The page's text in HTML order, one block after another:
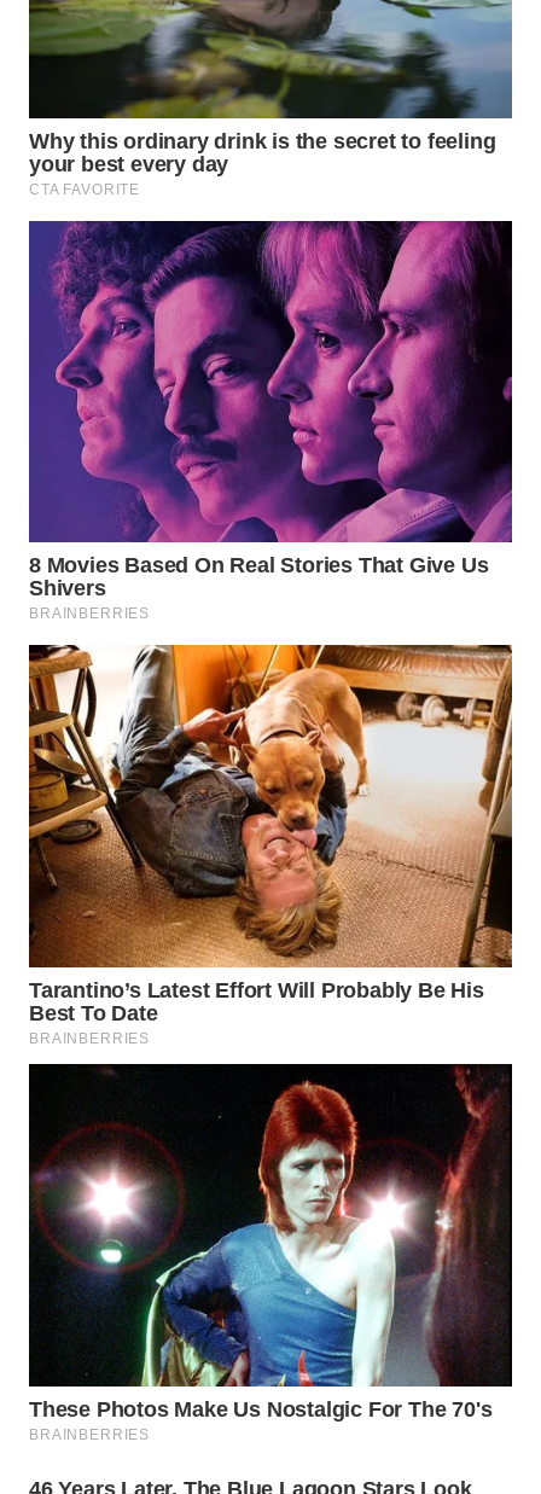
SUMEDANG
CIANJUR
WN
SERIBU
WN
TANGERANG
WN
BINJAI
WN
WN
INDRAMAYU
WN
KUNINGAN
WN
MAJALENGKA
WN
SUBANG
WN
SUKABUMI
WN
PURWAKARTA
PRIANGAN
TIMUR
WN
SEMARANG
WN
SOLO
WN
BOROBUDUR
WN